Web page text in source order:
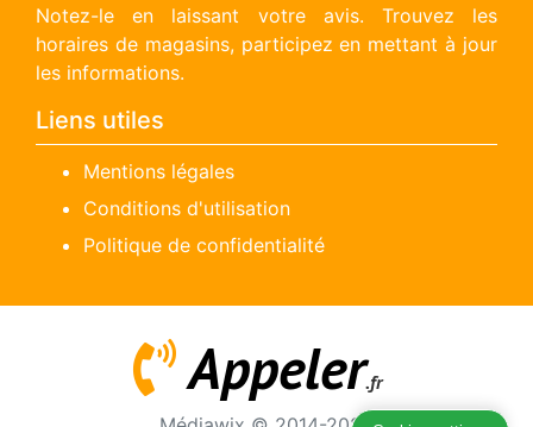
Notez-le en laissant votre avis. Trouvez les
horaires de magasins, participez en mettant à jour
les informations.
Liens utiles
Mentions légales
Conditions d'utilisation
Politique de confidentialité
Appeler.fr